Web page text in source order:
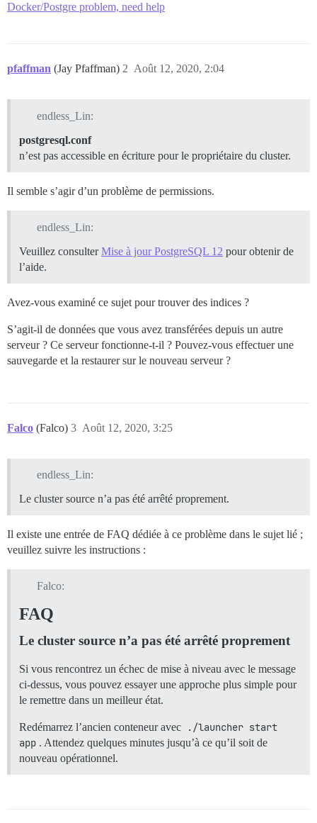
**--------------------**
**exécution échouée avec les paramètres "/root/
**** ÉCHEC DU BOOTSTRAP ** veuillez faire
**./discourse-doctor peut aider à diagnostiquer le
Docker/Postgre problem, need help
pfaffman (Jay Pfaffman) Août 12, 2020, 2:04
2
endless_Lin:
postgresql.conf
n’est pas accessible en écriture pour le propriétaire du cluster.
Il semble s’agir d’un problème de permissions.
endless_Lin:
Veuillez consulterMise à jour PostgreSQL 12 pour obtenir de
l’aide.
Avez-vous examiné ce sujet pour trouver des indices ?
S’agit-il de données que vous avez transférées depuis un autre
serveur ? Ce serveur fonctionne-t-il ? Pouvez-vous effectuer une
sauvegarde et la restaurer sur le nouveau serveur ?
Falco (Falco) Août 12, 2020, 3:25
3
endless_Lin:
Le cluster source n’a pas été arrêté proprement.
Il existe une entrée de FAQ dédiée à ce problème dans le sujet lié ;
veuillez suivre les instructions :
Falco:
FAQ
Le cluster source n’a pas été arrêté proprement
Si vous rencontrez un échec de mise à niveau avec le message
ci-dessus, vous pouvez essayer une approche plus simple pour
le remettre dans un meilleur état.
Redémarrez l’ancien conteneur avec
./launcher start
app . Attendez quelques minutes jusqu’à ce qu’il soit de
nouveau opérationnel.